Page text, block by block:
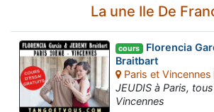
La une Ile De
cours Florencia
Braitbart
Paris et Vincennes
JEUDIS à Paris,
Vincennes